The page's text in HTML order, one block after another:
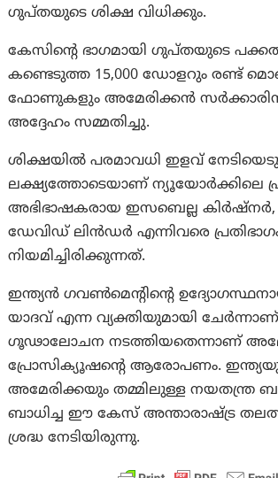
ഗുപ്തയുടെ ശിക്ഷ വിധിക്കും.
കേസിന്റെ ഭാഗമായി ഗുപ്തയുടെ
കണ്ടെടുത്ത 15,000 ഡോളറും രണ്ട്
ഫോണുകളും അമേരിക്കൻ
അദ്ദേഹം സമ്മതിച്ചു.
ശിക്ഷയിൽ പരമാവധി ഇളവ്
ലക്ഷ്യത്തോടെയാണ് ന്യൂയോർക്കിലെ
അഭിഭാഷകരായ ഇസബെല്ല
ഡേവിഡ് ലിൻഡർ എന്നിവരെ
നിയമിച്ചിരിക്കുന്നത്.
ഇന്ത്യൻ ഗവൺമെന്റിന്റെ
യാദവ് എന്ന വ്യക്തിയുമായി
ഗൂഢാലോചന നടത്തിയതെന്നാണ്
പ്രോസിക്യൂഷന്റെ ആരോപണം.
അമേരിക്കയും തമ്മിലുള്ള നയതന്ത്ര
ബാധിച്ച ഈ കേസ് അന്താരാഷ്ട്ര
ശ്രദ്ധ നേടിയിരുന്നു.